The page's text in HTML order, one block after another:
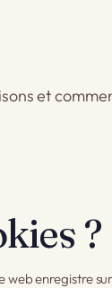
et
?
web enregistre